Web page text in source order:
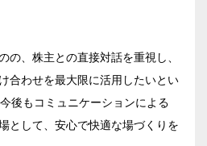
の、株主との直接対話を重視し、
合わせを最大限に活用したいとい
後もコミュニケーションによる
として、安心で快適な場づくりを
択可能